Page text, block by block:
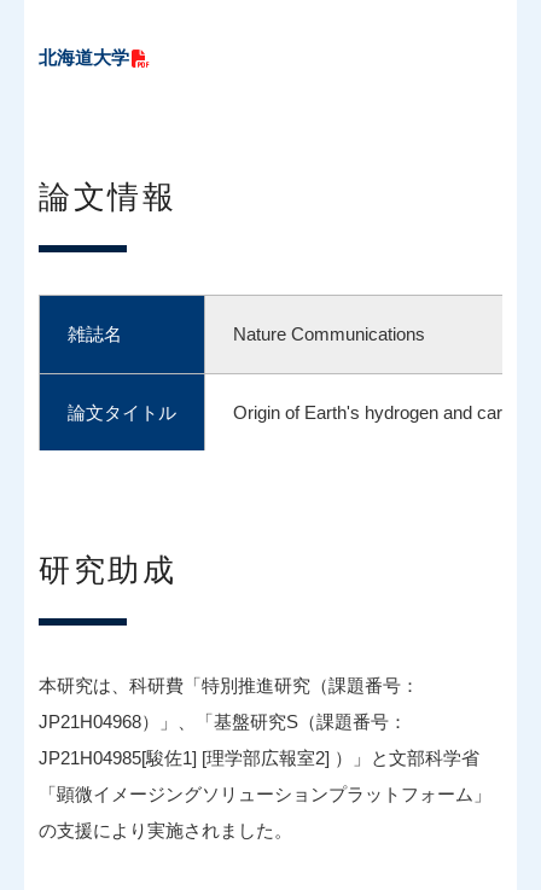
北海道大学
論文情報
雑誌名 Nature Communications
論文タイトル Origin of Earth's hydrogen and carbon
研究助成
本研究は、科研費「特別推進研究（課題番号：
JP21H04968）」、「基盤研究S（課題番号：
JP21H04985[駿佐1] [理学部広報室2] ）」と文部科学省
「顕微イメージングソリューションプラットフォーム」
の支援により実施されました。